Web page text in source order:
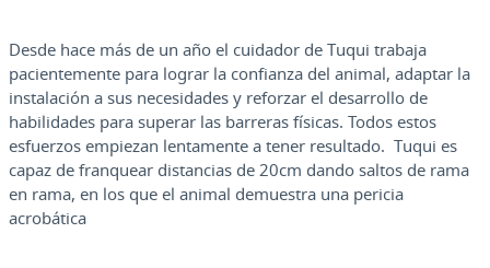
Desde hace más de un año el cuidador de Tuqui trabaja
pacientemente para lograr la confianza del animal, adaptar la
instalación a sus necesidades y reforzar el desarrollo de
habilidades para superar las barreras físicas. Todos estos
esfuerzos empiezan lentamente a tener resultado. Tuqui es
capaz de franquear distancias de 20cm dando saltos de rama
en rama, en los que el animal demuestra una pericia
acrobática